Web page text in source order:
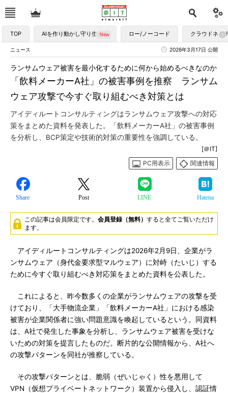
TOP AIを作り動かし守り生かす ロー/ノーコード クラウドネイ
ニュース 2026年3月17日 公開
「飲料メーカーA社」の被害事例を推察 ランサム
ウェア攻撃で今すぐ取り組むべき対策とは
ランサムウェア被害を最小化するために何から始めるべきなのか
アイディルートコンサルティングはランサムウェア攻撃への対応
策をまとめた資料を発表した。「飲料メーカーA社」の被害事例
を分析し、BCP策定や技術的対策の重要性を強調している。
[＠IT]
PC用表示
関連情報
Share Post LINE Hatena
この記事は会員限定です。 会員登録（無料） すると全てご覧いただけ
ます。
アイディルートコンサルティングは2026年2月9日、企業がラ
ンサムウェア（身代金要求型マルウェア）に対峙（たいじ）する
ために今すぐ取り組むべき対応策をまとめた資料を公表した。
これによると、昨今数多くの企業がランサムウェアの攻撃を受
けており、「大手物流企業」「飲料メーカーA社」における感染
被害が企業関係者に強い問題意識を喚起しているという。同資料
は、A社で発生した事象を分析し、ランサムウェア被害を受けな
いための対策を提言したものだ。断片的な公開情報から、A社へ
の攻撃パターンを同社が推察している。
その攻撃パターンとは、脆弱（ぜいじゃく）性を悪用して
VPN（仮想プライベートネットワーク）装置から侵入し、認証情